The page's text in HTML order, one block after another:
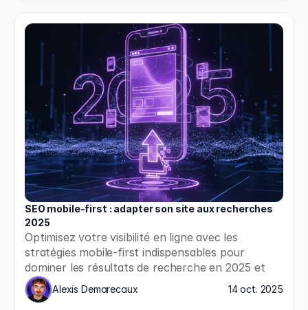
SEO mobile-first : adapter son site aux recherches
2025
Optimisez votre visibilité en ligne avec les
stratégies mobile-first indispensables pour
dominer les résultats de recherche en 2025 et
répondre aux nouvelles exigences de Google.
Alexis Demarecaux 14 oct. 2025